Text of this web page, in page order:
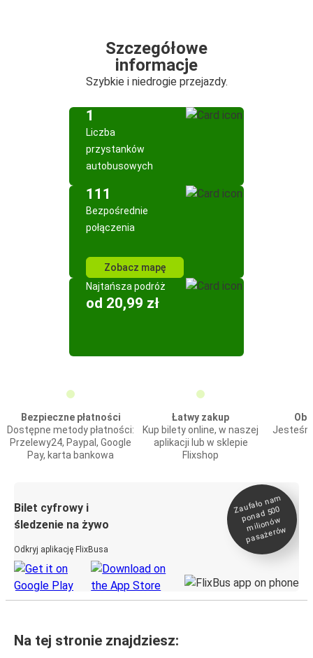
Szczegółowe
informacje
Szybkie i niedrogie przejazdy.
1
Liczba
przystanków
autobusowych
111
Bezpośrednie
połączenia
Zobacz mapę
Najtańsza podróż
od 20,99 zł
Bezpieczne płatności
Dostępne metody płatności:
Przelewy24, Paypal, Google
Pay, karta bankowa
Łatwy zakup
Kup bilety online, w naszej
aplikacji lub w sklepie
Flixshop
Bilet cyfrowy i
śledzenie na żywo
Odkryj aplikację FlixBusa
Zaufało na
m
ponad 500
milionó
w
pasażeró
w
Na tej stronie znajdziesz: